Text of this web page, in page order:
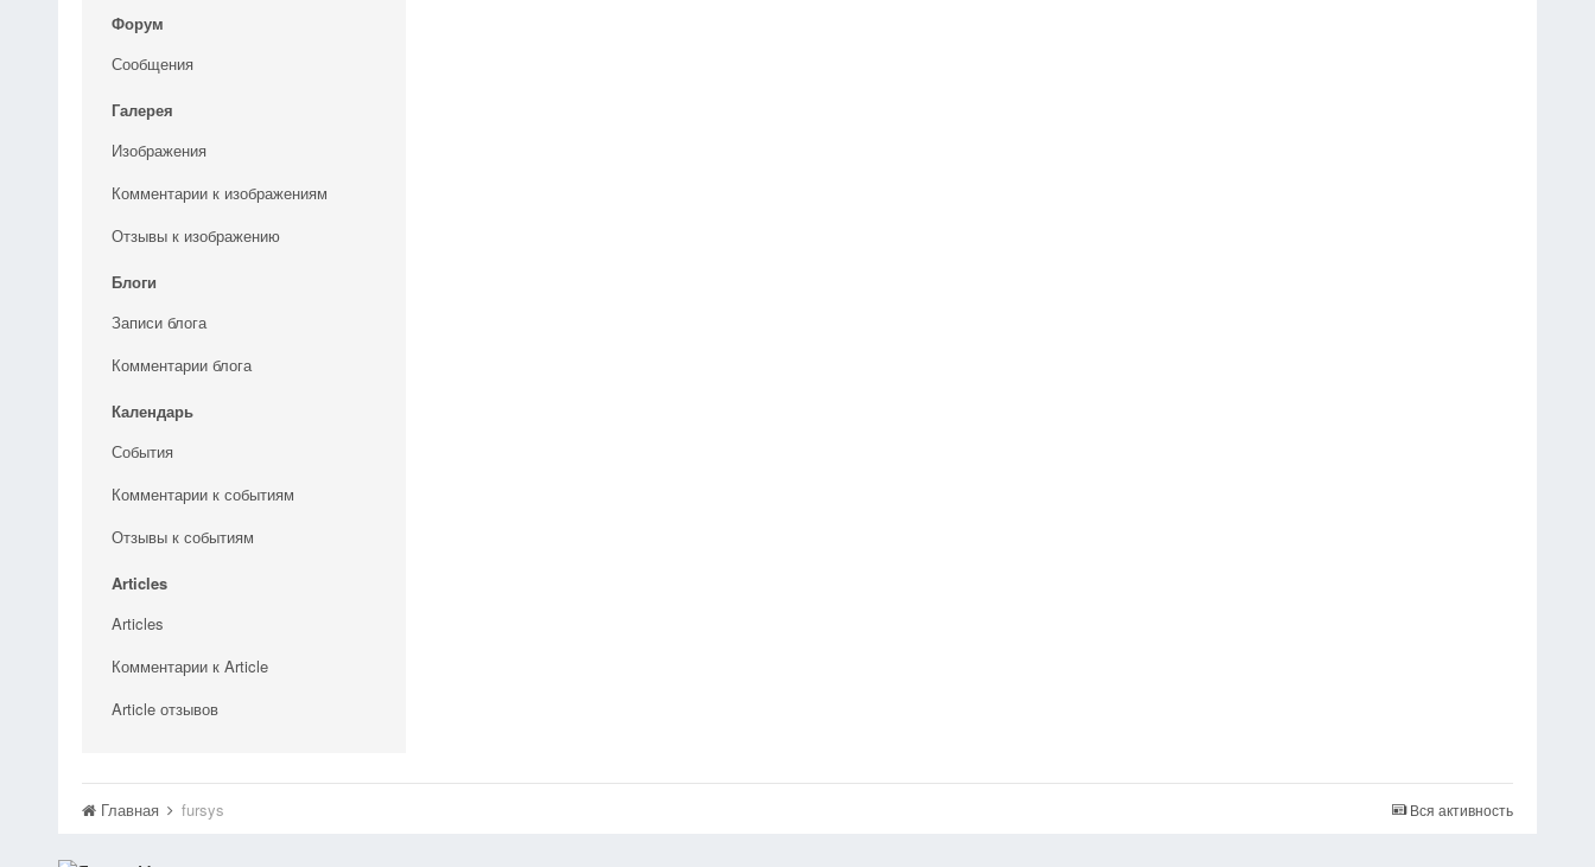
Форум
Сообщения
Галерея
Изображения
Комментарии к изображениям
Отзывы к изображению
Блоги
Записи блога
Комментарии блога
Календарь
События
Комментарии к событиям
Отзывы к событиям
Articles
Articles
Комментарии к Article
Article отзывов
Вся активность
Главная fursys